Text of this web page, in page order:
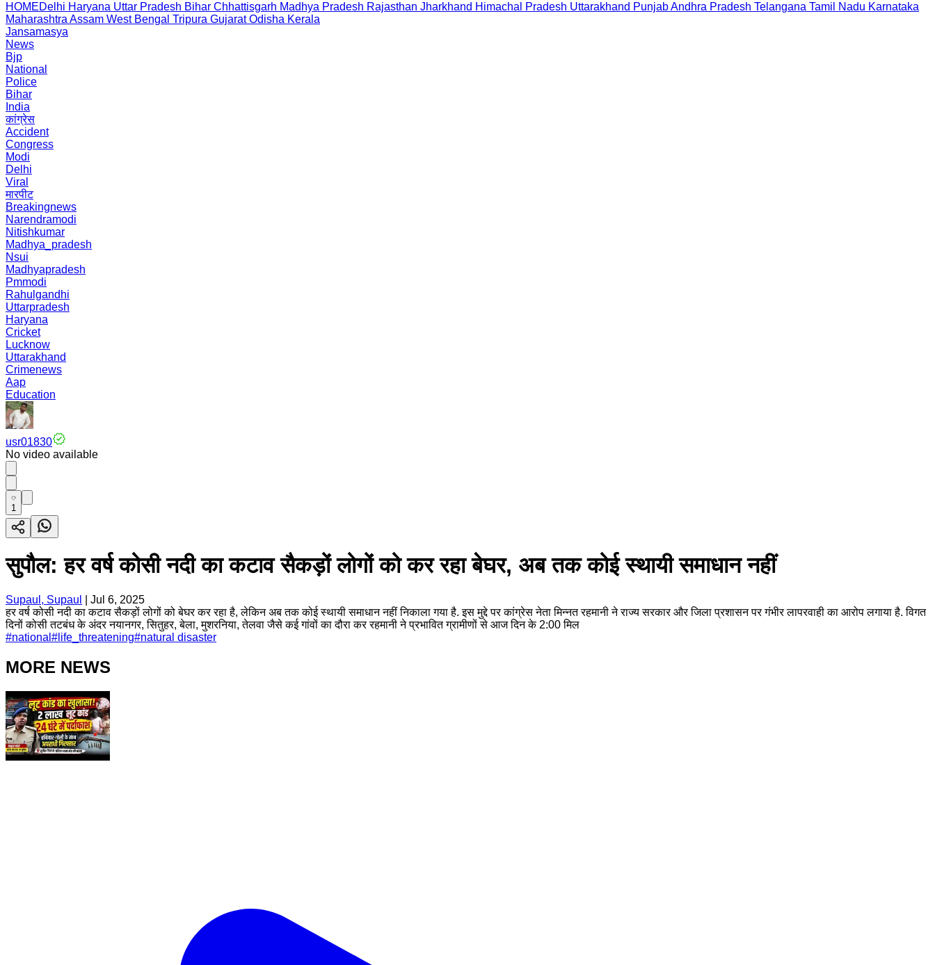
HOMEDelhi Haryana Uttar Pradesh Bihar Chhattisgarh Madhya Pradesh Rajasthan Jharkhand Himachal Pradesh Uttarakhand PunjabAndhra Pradesh Telangana Tamil Nadu Karnataka
Maharashtra Assam West Bengal Tripura Gujarat Odisha Kerala
Jansamasya
News
Bjp
National
Police
Bihar
India
कांग्रेस
Accident
Congress
Modi
Delhi
Viral
मारपीट
Breakingnews
Narendramodi
Nitishkumar
Madhya_pradesh
Nsui
Madhyapradesh
Pmmodi
Rahulgandhi
Uttarpradesh
Haryana
Cricket
Lucknow
Uttarakhand
Crimenews
Aap
Education
usr01830
No video available
1
सुपौल: हर वर्ष कोसी नदी का कटाव सैकड़ों लोगों को कर रहा बेघर, अब तक कोई स्थायी समाधान नहीं
Supaul, Supaul
Jul 6, 2025
हर वर्ष कोसी नदी का कटाव सैकड़ों लोगों को बेघर कर रहा है, लेकिन अब तक कोई स्थायी समाधान नहीं निकाला गया है. इस मुद्दे पर कांग्रेस नेता मिन्नत रहमानी ने राज्य सरकार और जिला प्रशासन पर गंभीर लापरवाही का आरोप लगाया है. विगत
दिनों कोसी तटबंध के अंदर नयानगर, सितुहर, बेला, मुशरनिया, तेलवा जैसे कई गांवों का दौरा कर रहमानी ने प्रभावित ग्रामीणों से आज दिन के 2:00 मिल
#national # life_threatening#natural disaster
MORE NEWS